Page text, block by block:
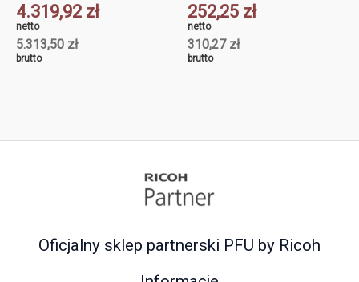
4.319,92 zł
netto
5.313,50 zł
brutto
252,25 zł
netto
310,27 zł
brutto
Oficjalny sklep partnerski PFU by Ricoh